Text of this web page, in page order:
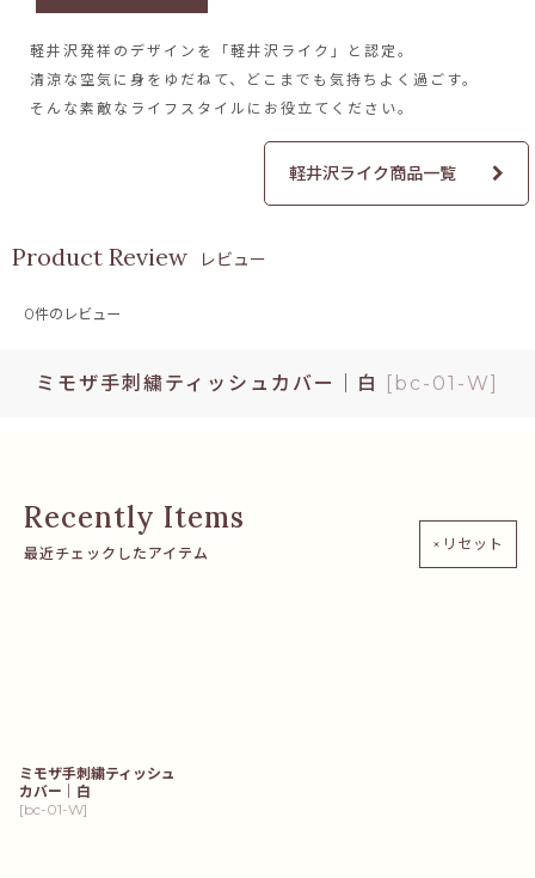
ミモザ手刺繍ティッシュカバー｜白 bc-01-W
軽井沢発祥のデザインを
「軽井沢ライク」と認定。
清涼な空気に身をゆだねて、
どこまでも気持ちよく過ごす。
そんな素敵なライフスタイルに お役立てください。
軽井沢ライク商品一覧
レビュー
0件のレビュー
最近チェックしたアイテム
×リセット
ミモザ手刺繍ティッシュ
カバー｜白
[bc-01-W]